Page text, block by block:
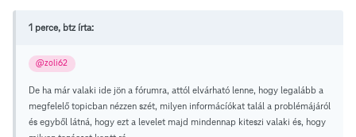
1 perce, btz írta:
@zoli62
De ha már valaki ide jön a fórumra, attól elvárható lenne, hogy legalább a
megfelelő topicban nézzen szét, milyen informácíókat talál a problémájáról
és egyből látná, hogy ezt a levelet majd mindennap kiteszi valaki és, hogy